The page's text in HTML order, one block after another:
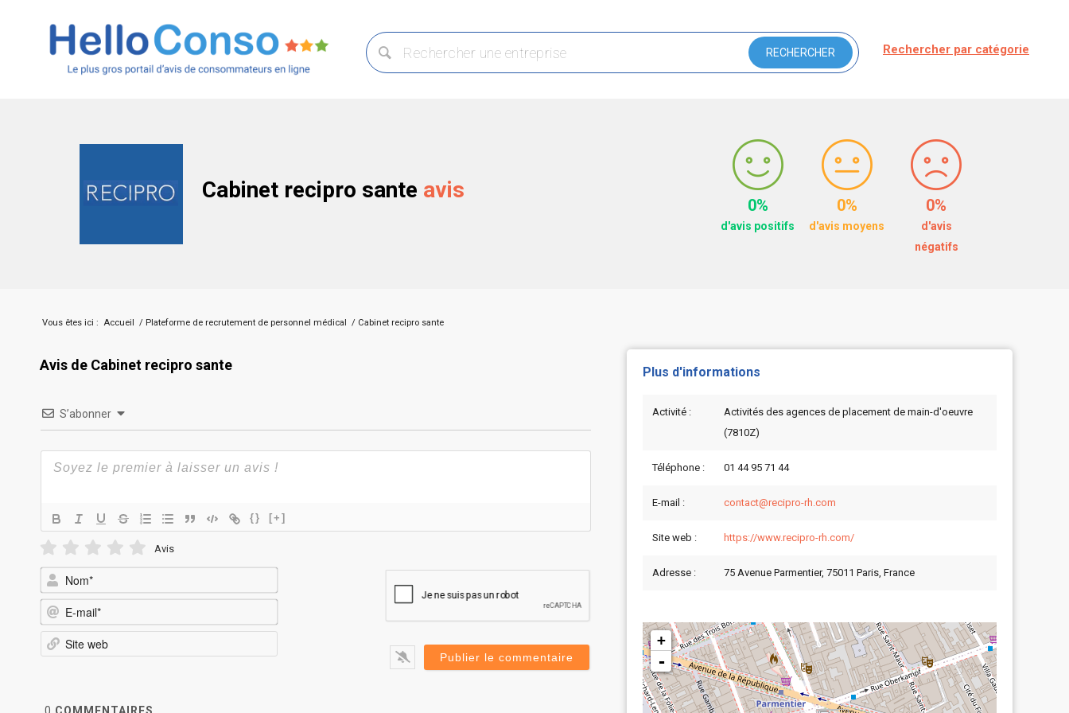
Rechercher par catégorie
Cabinet recipro sante avis
0%
d'avis positifs
0%
d'avis moyens
0%
d'avis
négatifs
Vous êtes ici : Accueil / Plateforme de recrutement de personnel médical / Cabinet recipro sante
Avis de Cabinet recipro sante
S’abonner
{} [+]
Avis
mail*
Plus d'informations
Activité :
Activités des agences de placement de main-d'oeuvre
(7810Z)
Téléphone : 01 44 95 71 44
E-mail : contact@recipro-rh.com
Site web : https://www.recipro-rh.com/
Adresse : 75 Avenue Parmentier, 75011 Paris, France
+
-